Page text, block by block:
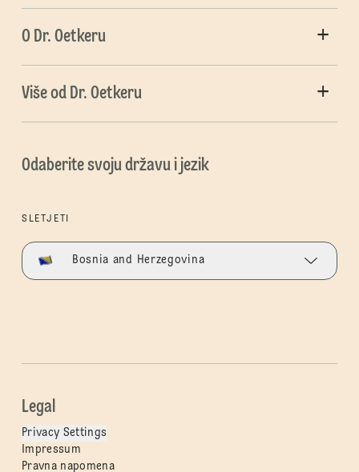
O Dr. Oetkeru
Više od Dr. Oetkeru
Odaberite svoju državu i jezik
SLETJETI
Bosnia and Herzegovina
Legal
Privacy Settings
Impressum
Pravna napomena